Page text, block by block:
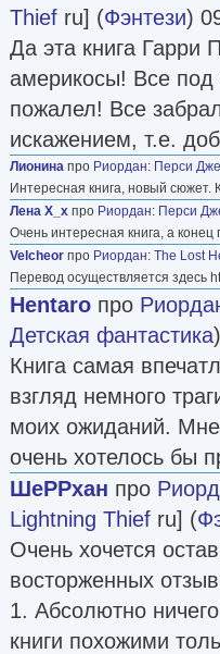
Thief ru] (Фэнтези)
Да эта книга Гарри
америкосы! Все
пожалел! Все
искажением, т.е.
Лионина про Риордан: Перси
Интересная книга, новый сюжет.
Лена Х_х про Риордан: Перси
Очень интересная книга, а
Velcheor про Риордан: The Lost
Перевод осуществляется здесь
Hentaro про
Детская фантастика
Книга самая
взгляд немного
моих ожиданий. Мне
очень хотелось бы
ШеРРхан про
Lightning Thief ru] (
Очень хочется
восторженных
1. Абсолютно
книги похожими